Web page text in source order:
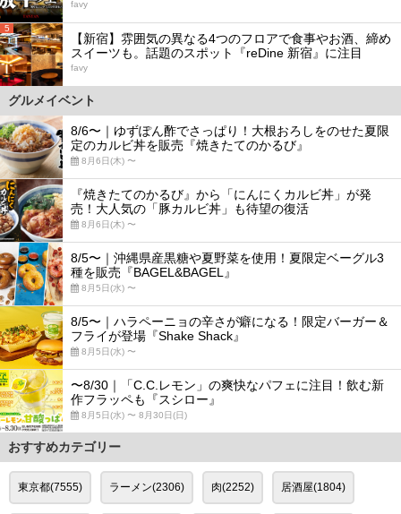
favy
5
【新宿】雰囲気の異なる4つのフロアで食事やお酒、締め
スイーツも。話題のスポット『reDine 新宿』に注目
favy
グルメイベント
8/6〜｜ゆずぽん酢でさっぱり！大根おろしをのせた夏限
定のカルビ丼を販売『焼きたてのかるび』
8月6日(木) 〜
『焼きたてのかるび』から「にんにくカルビ丼」が発
売！大人気の「豚カルビ丼」も待望の復活
8月6日(木) 〜
8/5〜｜沖縄県産黒糖や夏野菜を使用！夏限定ベーグル3
種を販売『BAGEL&BAGEL』
8月5日(水) 〜
8/5〜｜ハラペーニョの辛さが癖になる！限定バーガー＆
フライが登場『Shake Shack』
8月5日(水) 〜
〜8/30｜「C.C.レモン」の爽快なパフェに注目！飲む新
作フラッペも『スシロー』
8月5日(水) 〜 8月30日(日)
おすすめカテゴリー
東京都(7555) ラーメン(2306) 肉(2252) 居酒屋(1804)